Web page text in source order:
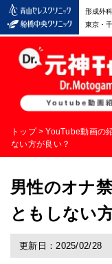
形成外
東京・
トップ > YouTube動画の
ない方が良い？
男性のオナ
ともしない
更新日：2025/02/28